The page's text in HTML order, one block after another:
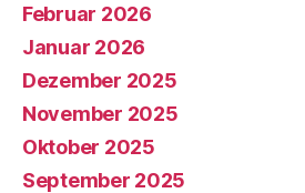
Februar 2026
Januar 2026
Dezember 2025
November 2025
Oktober 2025
September 2025